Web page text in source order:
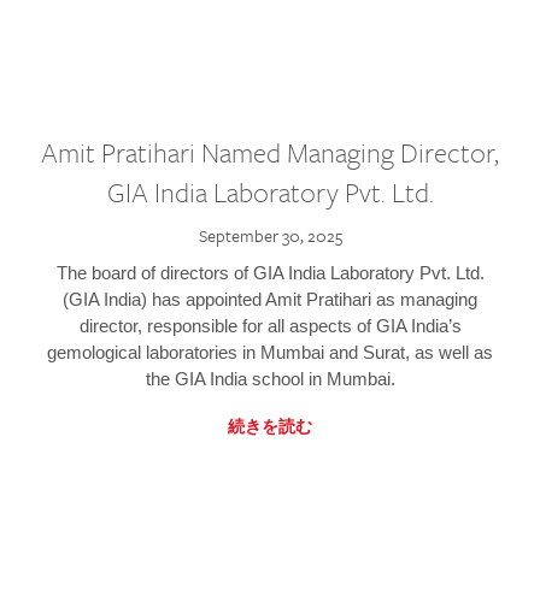
Amit Pratihari Named Managing Director,
GIA India Laboratory Pvt. Ltd.
September 30, 2025
The board of directors of GIA India Laboratory Pvt. Ltd.
(GIA India) has appointed Amit Pratihari as managing
director, responsible for all aspects of GIA India’s
gemological laboratories in Mumbai and Surat, as well as
the GIA India school in Mumbai.
続きを読む